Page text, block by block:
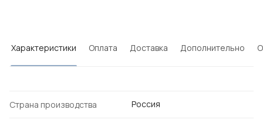
Характеристики Оплата Доставка Дополнительно
Страна производства Россия